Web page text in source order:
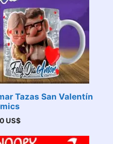
Tazas San Valentín
US$